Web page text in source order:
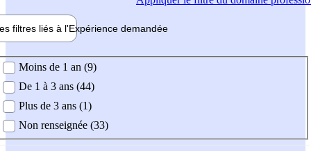
filtres liés à l'Expérience demandée
demandée
Moins de 1 an (9)
De 1 à 3 ans (44)
Plus de 3 ans (1)
Non renseignée (33)